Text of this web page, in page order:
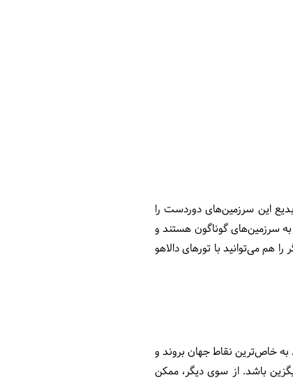
بدیع این سرزمین‌های دوردست را
به سرزمین‌های گوناگون هستند و
هم می‌توانید با تورهای دالاهو
خاص‌ترین نقاط جهان بروند و
باشد. از سوی دیگر، ممکن